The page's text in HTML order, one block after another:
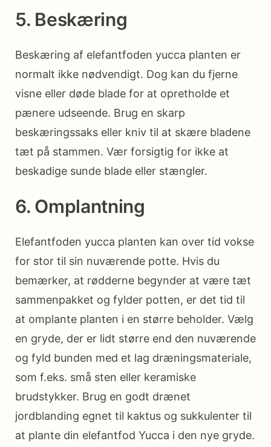
5. Beskæring
Beskæring af elefantfoden yucca planten er
normalt ikke nødvendigt. Dog kan du fjerne
visne eller døde blade for at opretholde et
pænere udseende. Brug en skarp
beskæringssaks eller kniv til at skære bladene
tæt på stammen. Vær forsigtig for ikke at
beskadige sunde blade eller stængler.
6. Omplantning
Elefantfoden yucca planten kan over tid vokse
for stor til sin nuværende potte. Hvis du
bemærker, at rødderne begynder at være tæt
sammenpakket og fylder potten, er det tid til
at omplante planten i en større beholder. Vælg
en gryde, der er lidt større end den nuværende
og fyld bunden med et lag dræningsmateriale,
som f.eks. små sten eller keramiske
brudstykker. Brug en godt drænet
jordblanding egnet til kaktus og sukkulenter til
at plante din elefantfod Yucca i den nye gryde.